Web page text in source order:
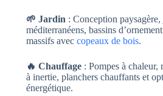
🌱 Jardin : Conception
méditerranéens, bassins
massifs avec copeaux de bois.
🔥 Chauffage: Pompes à chaleur,
à inertie, planchers chauffants et
énergétique.